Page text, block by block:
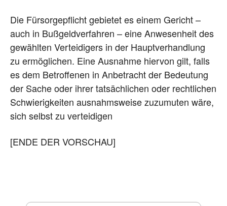
Die Fürsorgepflicht gebietet es einem Gericht –
auch in Bußgeldverfahren – eine Anwesenheit des
gewählten Verteidigers in der Hauptverhandlung
zu ermöglichen. Eine Ausnahme hiervon gilt, falls
es dem Betroffenen in Anbetracht der Bedeutung
der Sache oder ihrer tatsächlichen oder rechtlichen
Schwierigkeiten ausnahmsweise zuzumuten wäre,
sich selbst zu verteidigen
[ENDE DER VORSCHAU]